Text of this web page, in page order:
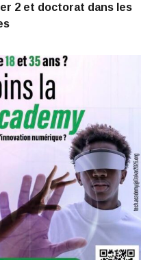
2 et doctorat dans les